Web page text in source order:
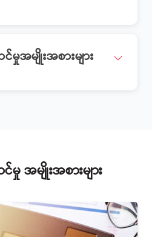
အမျိုးအစားများ
အမျိုးအစားများ